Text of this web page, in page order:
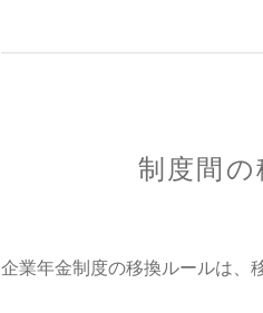
制度間
企業年金制度の移換ルールは、